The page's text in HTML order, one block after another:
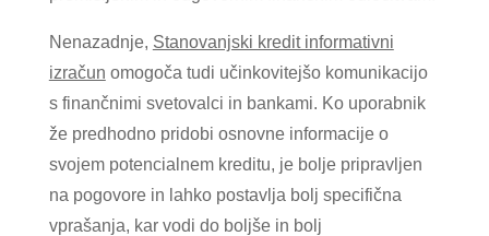
Nenazadnje, Stanovanjski kredit informativni
izračun omogoča tudi učinkovitejšo komunikacijo
s finančnimi svetovalci in bankami. Ko uporabnik
že predhodno pridobi osnovne informacije o
svojem potencialnem kreditu, je bolje pripravljen
na pogovore in lahko postavlja bolj specifična
vprašanja, kar vodi do boljše in bolj